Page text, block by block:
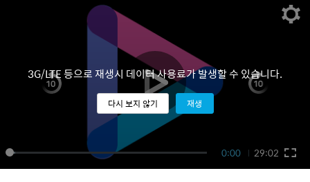
0:00 29:02
3G/LTE 등으로 재생시 데이터 사용료가 발생할 수 있습니다.
다시 보지 않기 재생